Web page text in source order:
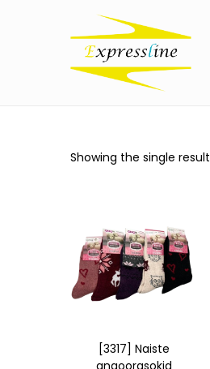
Showing the single result
[3317] Naiste